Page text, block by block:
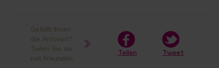
Gefällt Ihnen
die Antwort?
Teilen Sie sie
mit Freunden.
Teilen Tweet